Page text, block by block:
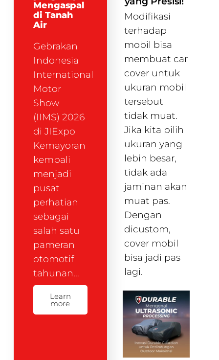
Mengaspal
di Tanah
Air
Gebrakan
Indonesia
International
Motor
Show
(IIMS) 2026
di JIExpo
Kemayoran
kembali
menjadi
pusat
perhatian
sebagai
salah satu
pameran
otomotif
tahunan…
Learn
more
Modifikasi
terhadap
mobil bisa
membuat car
cover untuk
ukuran mobil
tersebut
tidak muat.
Jika kita pilih
ukuran yang
lebih besar,
tidak ada
jaminan akan
muat pas.
Dengan
dicustom,
cover mobil
bisa jadi pas
lagi.